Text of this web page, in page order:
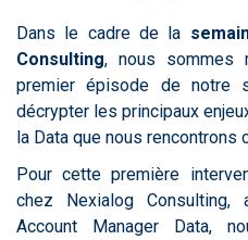
Dans le cadre de la
Consulting, nous sommes
premier épisode de notre
décrypter les principaux
la Data que nous rencontrons
Pour cette première
chez Nexialog Consulting,
Account Manager Data,